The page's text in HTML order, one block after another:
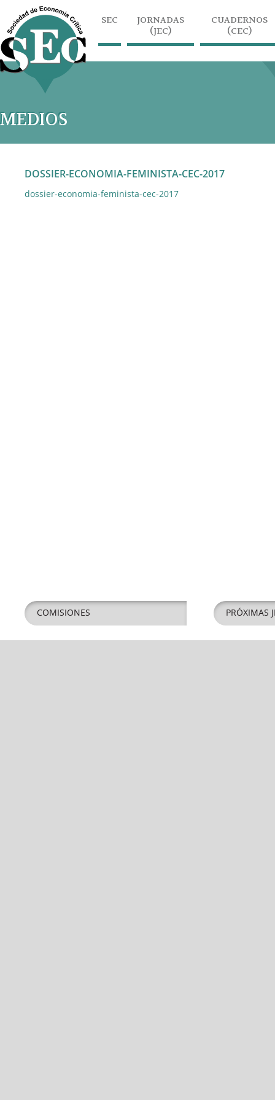
SEC JORNADAS
(JEC)
CUADERNOS
(CEC)
MEDIOS
DOSSIER-ECONOMIA-FEMINISTA-CEC-2017
dossier-economia-feminista-cec-2017
COMISIONES PRÓXIMAS